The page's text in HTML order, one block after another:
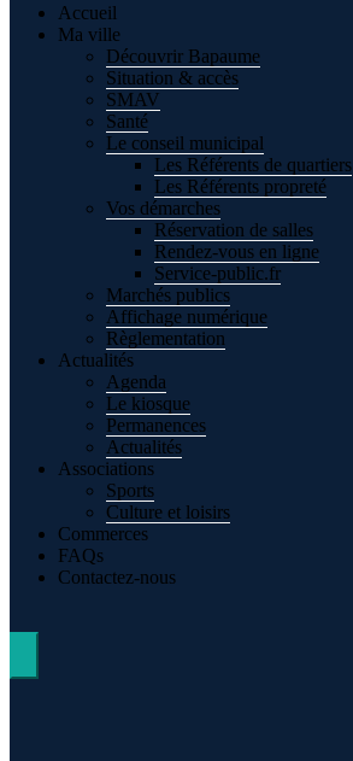
Accueil
Ma ville
Découvrir Bapaume
Situation & accès
SMAV
Santé
Le conseil municipal
Les Référents de quartiers
Les Référents propreté
Vos démarches
Réservation de salles
Rendez-vous en ligne
Service-public.fr
Marchés publics
Affichage numérique
Règlementation
Actualités
Agenda
Le kiosque
Permanences
Actualités
Associations
Sports
Culture et loisirs
Commerces
FAQs
Contactez-nous